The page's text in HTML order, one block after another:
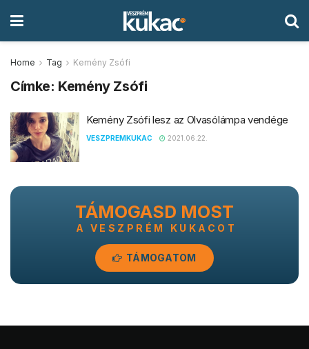
Home Tag Kemény Zsófi
Címke: Kemény Zsófi
Kemény Zsófi lesz az Olvasólámpa vendége
VESZPREMKUKAC 2021.06.22.
TÁMOGASD MOST
A VESZPRÉM KUKACOT
TÁMOGATOM